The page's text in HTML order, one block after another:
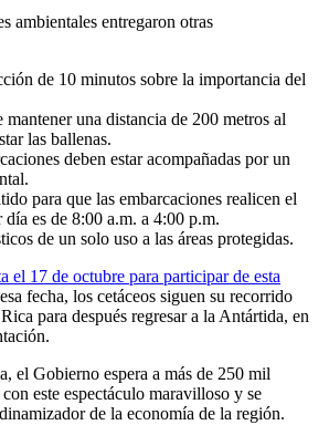
ambientales entregaron otras
de 10 minutos sobre la importancia del
mantener una distancia de 200 metros al
las ballenas.
deben estar acompañadas por un
para que las embarcaciones realicen el
es de 8:00 a.m. a 4:00 p.m.
de un solo uso a las áreas protegidas.
el 17 de octubre para participar de esta
fecha, los cetáceos siguen su recorrido
para después regresar a la Antártida, en
el Gobierno espera a más de 250 mil
este espectáculo maravilloso y se
de la economía de la región.